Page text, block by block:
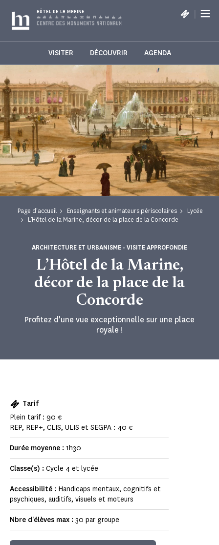
HÔTEL DE LA MARINE |
VISITER DÉCOUVRIR AGENDA
Page d'accueil Enseignants et animateurs périscolaires
Lycée
L’Hôtel de la Marine, décor de la place de la Concorde
L’Hôtel de la Marine,
décor de la place de la
Concorde
ARCHITECTURE ET URBANISME - VISITE APPROFONDIE
Profitez d'une vue exceptionnelle sur une place
royale !
Tarif
Plein tarif : 90 €
REP, REP+, CLIS, ULIS et SEGPA : 40 €
Durée moyenne : 1h30
Classe(s) : Cycle 4 et lycée
Accessibilité : Handicaps mentaux, cognitifs et
psychiques, auditifs, visuels et moteurs
Nbre d'élèves max : 30 par groupe